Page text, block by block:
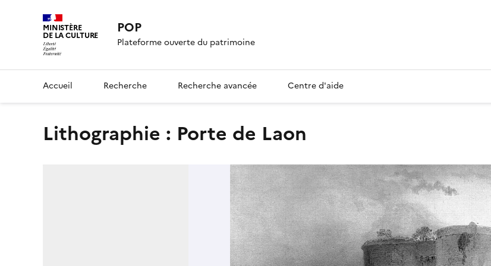
MINISTÈRE
DE LA CULTURE POP
Plateforme ouverte du patrimoine
Accueil Recherche Recherche avancée Centre d'aide
Lithographie : Porte de Laon